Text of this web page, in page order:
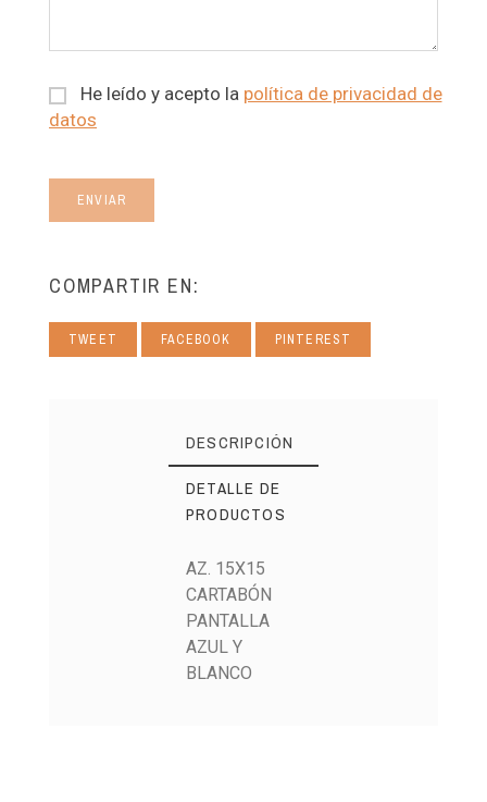
He leído y acepto la política de privacidad de
datos
ENVIAR
COMPARTIR EN:
TWEET FACEBOOK PINTEREST
DESCRIPCIÓN
DETALLE DE
PRODUCTOS
AZ. 15X15
CARTABÓN
PANTALLA
AZUL Y
BLANCO